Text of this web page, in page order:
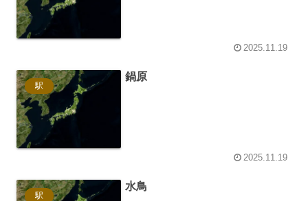
2025.11.19
駅
鍋原
2025.11.19
駅
水鳥